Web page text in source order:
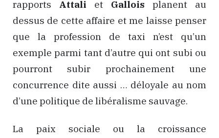
rapports Attali et Gallois planent au
dessus de cette affaire et me laisse penser
que la profession de taxi n’est qu’un
exemple parmi tant d’autre qui ont subi ou
pourront subir prochainement une
concurrence dite aussi … déloyale au nom
d’une politique de libéralisme sauvage.
La paix sociale ou la croissance